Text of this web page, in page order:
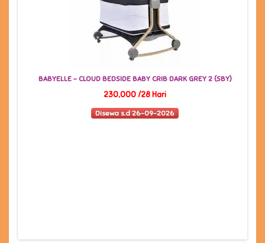
BABYELLE - CLOUD BEDSIDE BABY CRIB DARK GREY 2 (SBY)
230,000 /28 Hari
Disewa s.d 26-09-2026